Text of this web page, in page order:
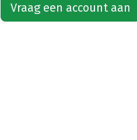
Vraag een account aan